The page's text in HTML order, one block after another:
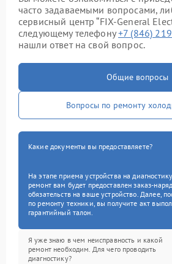
часто задаваемыми вопросами,
сервисный центр “FIX-General
следующему телефону+7 (846)
нашли ответ на свой вопрос.
Общие вопросы
Вопросы по ремонту
Какие документы вы предоставляете?
На этапе приема устройства на
ремонт вам будет предоставлен заказ-
обязательств на ваше устройство. Далее,
по ремонту техники, вы получите акт
гарантийный талон.
Я уже знаю в чем неисправность и какой
ремонт необходим. Для чего проводить
диагностику?